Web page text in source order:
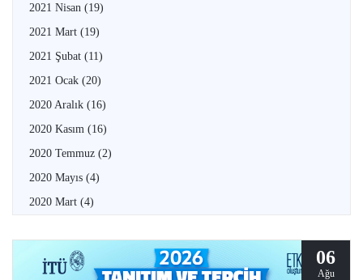
2021 Nisan (19)
2021 Mart (19)
2021 Şubat (11)
2021 Ocak (20)
2020 Aralık (16)
2020 Kasım (16)
2020 Temmuz (2)
2020 Mayıs (4)
2020 Mart (4)
06
Ağu